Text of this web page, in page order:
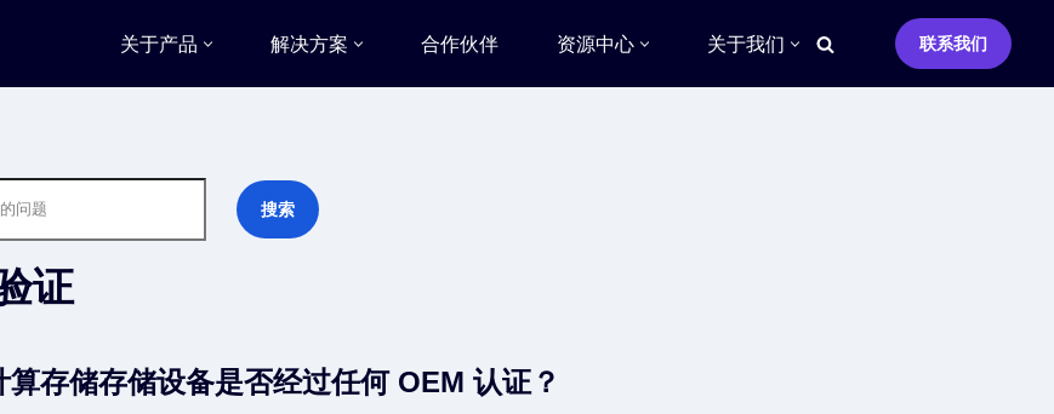
关于产品 解决方案 合作伙伴 资源中心 关于我们 联系我们
证
存储存储设备是否经过任何 OEM 认证？